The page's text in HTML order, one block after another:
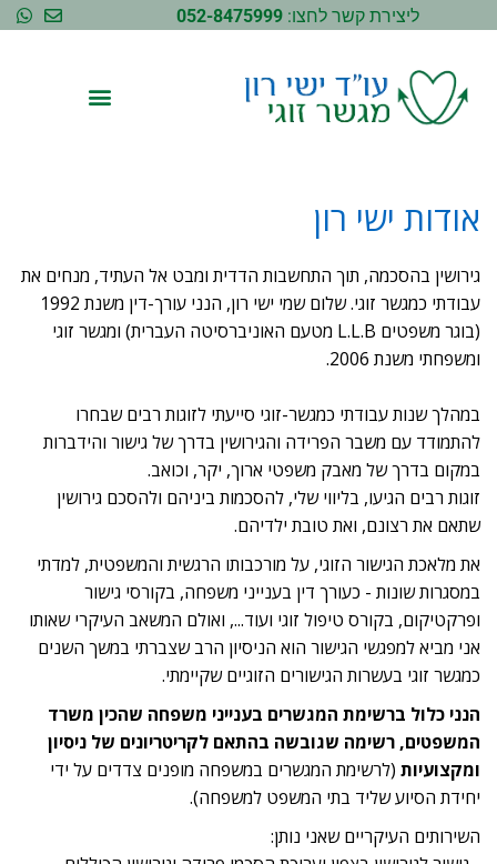
ליצירת קשר לחצו: 052-8475999
אודות ישי רון
גירושין בהסכמה, תוך התחשבות הדדית ומבט אל העתיד, מנחים את
עבודתי כמגשר זוגי. שלום שמי ישי רון, הנני עורך-דין משנת 1992
(בוגר משפטים L.L.B מטעם האוניברסיטה העברית) ומגשר זוגי
ומשפחתי משנת 2006.
במהלך שנות עבודתי כמגשר-זוגי סייעתי לזוגות רבים שבחרו
להתמודד עם משבר הפרידה והגירושין בדרך של גישור והידברות
במקום בדרך של מאבק משפטי ארוך, יקר, וכואב.
זוגות רבים הגיעו, בליווי שלי, להסכמות ביניהם ולהסכם גירושין
שתאם את רצונם, ואת טובת ילדיהם.
את מלאכת הגישור הזוגי, על מורכבותו הרגשית והמשפטית, למדתי
במסגרות שונות - כעורך דין בענייני משפחה, בקורסי גישור
ופרקטיקום, בקורס טיפול זוגי ועוד..., ואולם המשאב העיקרי שאותו
אני מביא למפגשי הגישור הוא הניסיון הרב שצברתי במשך השנים
כמגשר זוגי בעשרות הגישורים הזוגיים שקיימתי.
הנני כלול ברשימת המגשרים בענייני משפחה שהכין משרד
המשפטים, רשימה שגובשה בהתאם לקריטריונים של ניסיון
ומקצועיות (לרשימת המגשרים במשפחה מופנים צדדים על ידי
יחידת הסיוע שליד בתי המשפט למשפחה).
השירותים העיקריים שאני נותן: